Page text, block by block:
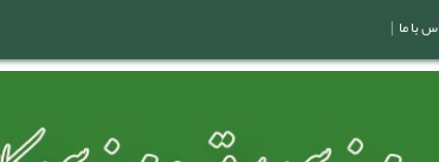
با ما |